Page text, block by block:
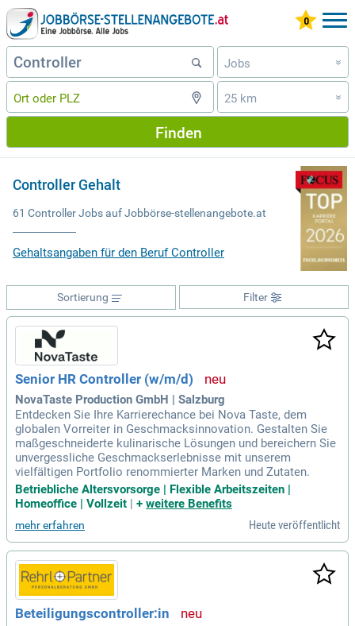
Jobs »
25 km »
Finden
Controller Gehalt
61 Controller Jobs auf Jobbörse-stellenangebote.at
Gehaltsangaben für den Beruf Controller
Filter
Sortierung
Senior HR Controller (w/m/d)
NovaTaste Production GmbH | Salzburg
Entdecken Sie Ihre Karrierechance bei Nova Taste, dem
globalen Vorreiter in Geschmacksinnovation. Gestalten Sie
maßgeschneiderte kulinarische Lösungen und bereichern Sie
unvergessliche Geschmackserlebnisse mit unserem
vielfältigen Portfolio renommierter Marken und Zutaten.
Betriebliche Altersvorsorge | Flexible Arbeitszeiten |
Homeoffice | Vollzeit | + weitere Benefits
mehr erfahren Heute veröffentlicht
Beteiligungscontroller:in